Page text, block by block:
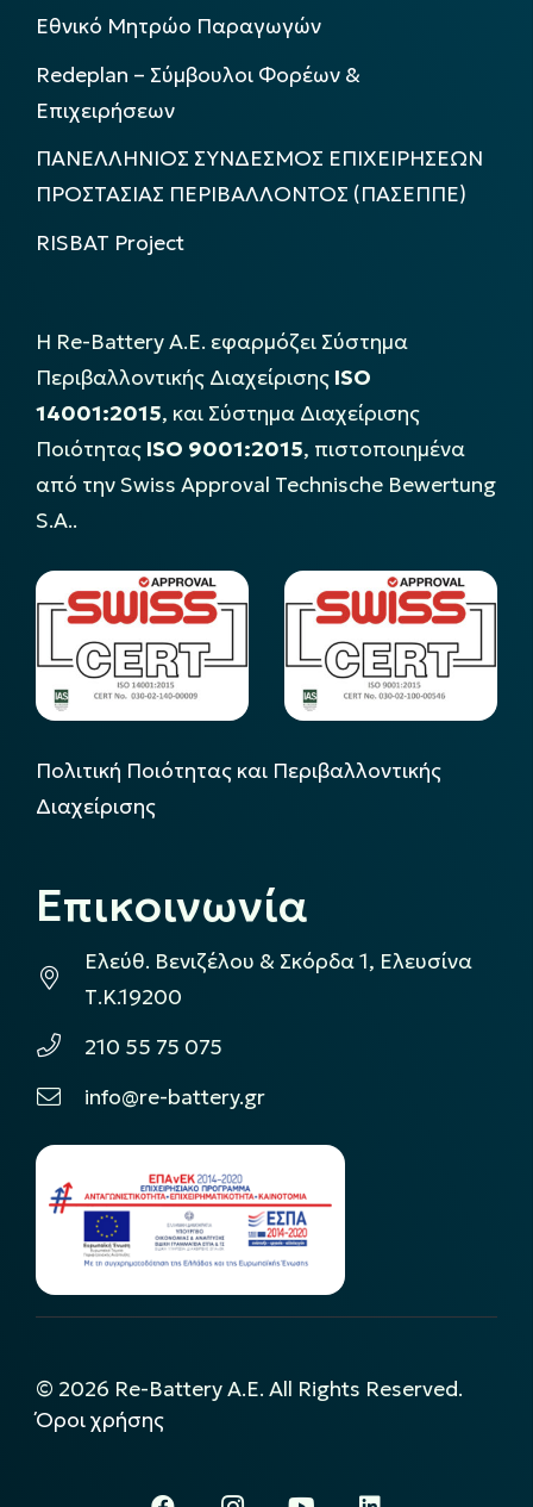
Εθνικό Μητρώο Παραγωγών
Redeplan – Σύμβουλοι Φορέων &
Επιχειρήσεων
ΠΑΝΕΛΛΗΝΙΟΣ ΣΥΝΔΕΣΜΟΣ ΕΠΙΧΕΙΡΗΣΕΩΝ
ΠΡΟΣΤΑΣΙΑΣ ΠΕΡΙΒΑΛΛΟΝΤΟΣ (ΠΑΣΕΠΠΕ)
RISBAT Project
Η Re-Battery Α.Ε. εφαρμόζει Σύστημα
Περιβαλλοντικής Διαχείρισης ISO
14001:2015, και Σύστημα Διαχείρισης
Ποιότητας ISO 9001:2015, πιστοποιημένα
από την Swiss Approval Technische Bewertung
S.A..
Πολιτική Ποιότητας και Περιβαλλοντικής
Διαχείρισης
Επικοινωνία
Ελεύθ. Βενιζέλου & Σκόρδα 1, Ελευσίνα
Τ.Κ.19200
210 55 75 075
info@re-battery.gr
© 2026 Re-Battery A.E. All Rights Reserved.
Όροι χρήσης